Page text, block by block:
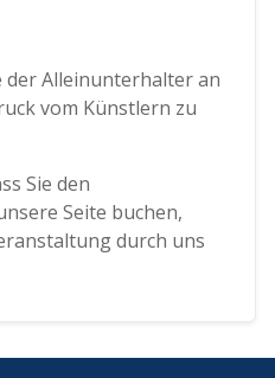
der Alleinunterhalter an
vom Künstlern zu
Sie den
Seite buchen,
durch uns